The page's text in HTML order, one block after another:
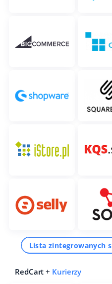
Lista zintegrowanych
RedCart + Kurierzy